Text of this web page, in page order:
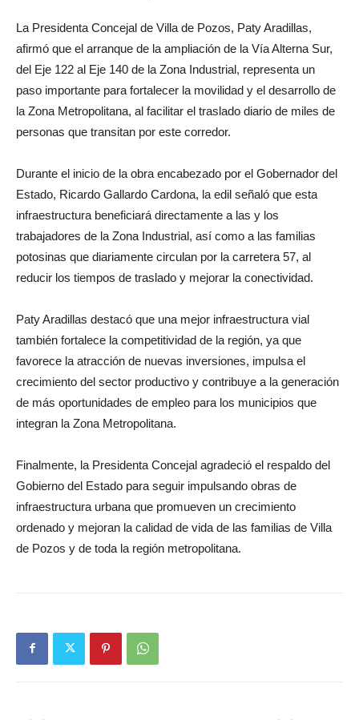
La Presidenta Concejal de Villa de Pozos, Paty Aradillas,
afirmó que el arranque de la ampliación de la Vía Alterna Sur,
del Eje 122 al Eje 140 de la Zona Industrial, representa un
paso importante para fortalecer la movilidad y el desarrollo de
la Zona Metropolitana, al facilitar el traslado diario de miles de
personas que transitan por este corredor.
Durante el inicio de la obra encabezado por el Gobernador del
Estado, Ricardo Gallardo Cardona, la edil señaló que esta
infraestructura beneficiará directamente a las y los
trabajadores de la Zona Industrial, así como a las familias
potosinas que diariamente circulan por la carretera 57, al
reducir los tiempos de traslado y mejorar la conectividad.
Paty Aradillas destacó que una mejor infraestructura vial
también fortalece la competitividad de la región, ya que
favorece la atracción de nuevas inversiones, impulsa el
crecimiento del sector productivo y contribuye a la generación
de más oportunidades de empleo para los municipios que
integran la Zona Metropolitana.
Finalmente, la Presidenta Concejal agradeció el respaldo del
Gobierno del Estado para seguir impulsando obras de
infraestructura urbana que promueven un crecimiento
ordenado y mejoran la calidad de vida de las familias de Villa
de Pozos y de toda la región metropolitana.